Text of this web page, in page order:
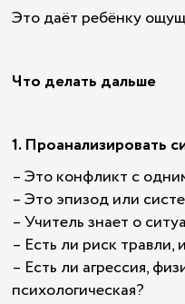
Это даёт ребёнку
Что делать дальше
1. Проанализировать
– Это конфликт с
– Это эпизод или
– Учитель знает о
– Есть ли риск травли,
– Есть ли агрессия,
психологическая?